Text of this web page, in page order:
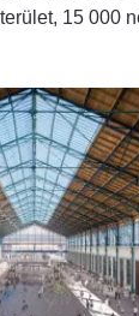
15 000